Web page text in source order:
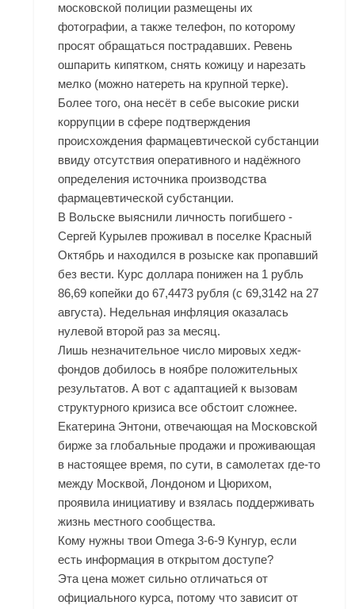
московской полиции размещены их
фотографии, а также телефон, по которому
просят обращаться пострадавших. Ревень
ошпарить кипятком, снять кожицу и нарезать
мелко (можно натереть на крупной терке).
Более того, она несёт в себе высокие риски
коррупции в сфере подтверждения
происхождения фармацевтической субстанции
ввиду отсутствия оперативного и надёжного
определения источника производства
фармацевтической субстанции.
В Вольске выяснили личность погибшего -
Сергей Курылев проживал в поселке Красный
Октябрь и находился в розыске как пропавший
без вести. Курс доллара понижен на 1 рубль
86,69 копейки до 67,4473 рубля (с 69,3142 на 27
августа). Недельная инфляция оказалась
нулевой второй раз за месяц.
Лишь незначительное число мировых хедж-
фондов добилось в ноябре положительных
результатов. А вот с адаптацией к вызовам
структурного кризиса все обстоит сложнее.
Екатерина Энтони, отвечающая на Московской
бирже за глобальные продажи и проживающая
в настоящее время, по сути, в самолетах где-то
между Москвой, Лондоном и Цюрихом,
проявила инициативу и взялась поддерживать
жизнь местного сообщества.
Кому нужны твои Omega 3-6-9 Кунгур, если
есть информация в открытом доступе?
Эта цена может сильно отличаться от
официального курса, потому что зависит от